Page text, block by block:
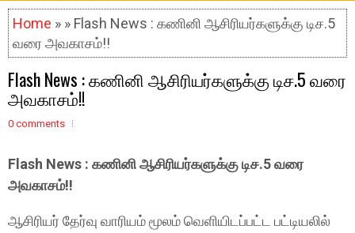
Home » » Flash News : கணினி ஆசிரியர்களுக்கு டிச.5
வரை அவகாசம்!!
Flash News : கணினி ஆசிரியர்களுக்கு டிச.5 வரை
அவகாசம்!!
0 comments
Flash News : கணினி ஆசிரியர்களுக்கு டிச.5 வரை
அவகாசம்!!
ஆசிரியர் தேர்வு வாரியம் மூலம் வெளியிடப்பட்ட பட்டியலில்